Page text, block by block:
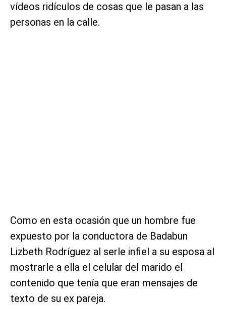
vídeos ridículos de cosas que le pasan a las
personas en la calle.
Como en esta ocasión que un hombre fue
expuesto por la conductora de Badabun
Lizbeth Rodríguez al serle infiel a su esposa al
mostrarle a ella el celular del marido el
contenido que tenía que eran mensajes de
texto de su ex pareja.